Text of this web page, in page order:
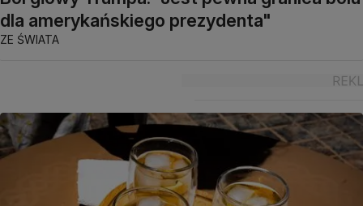
dla amerykańskiego prezydenta"
ZE ŚWIATA